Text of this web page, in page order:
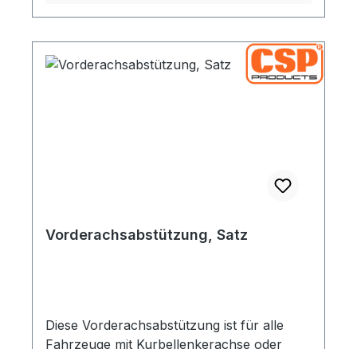
Vorderachsabstützung, Satz
Diese Vorderachsabstützung ist für alle
Fahrzeuge mit Kurbellenkerachse oder